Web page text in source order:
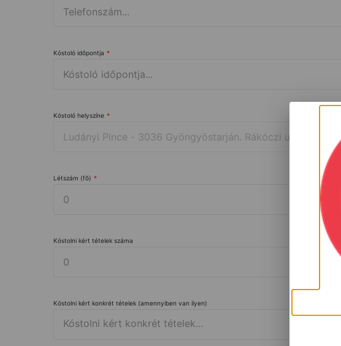
Kóstoló időpontja *
Kóstoló helyszíne *
Létszám (fõ) *
Kóstolni kért tételek száma
Kóstolni kért konkrét tételek (amennyiben van ilyen)